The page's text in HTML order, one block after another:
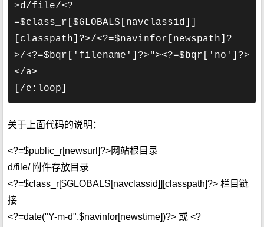
>d/file/<?
=$class_r[$GLOBALS[navclassid]]
[classpath]?>/<?=$navinfor[newspath]?
>/<?=$bqr['filename']?>"><?=$bqr['no']?>
</a>
[/e:loop]
关于上面代码的说明：
<?=$public_r[newsurl]?>网站根目录
d/file/ 附件存放目录
<?=$class_r[$GLOBALS[navclassid]][classpath]?> 栏目链
接
<?=date("Y-m-d",$navinfor[newstime])?> 或 <?